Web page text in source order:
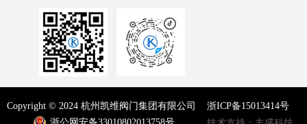
Copyright © 2024 杭州凯维阀门集团有限公司 浙ICP备15013414号